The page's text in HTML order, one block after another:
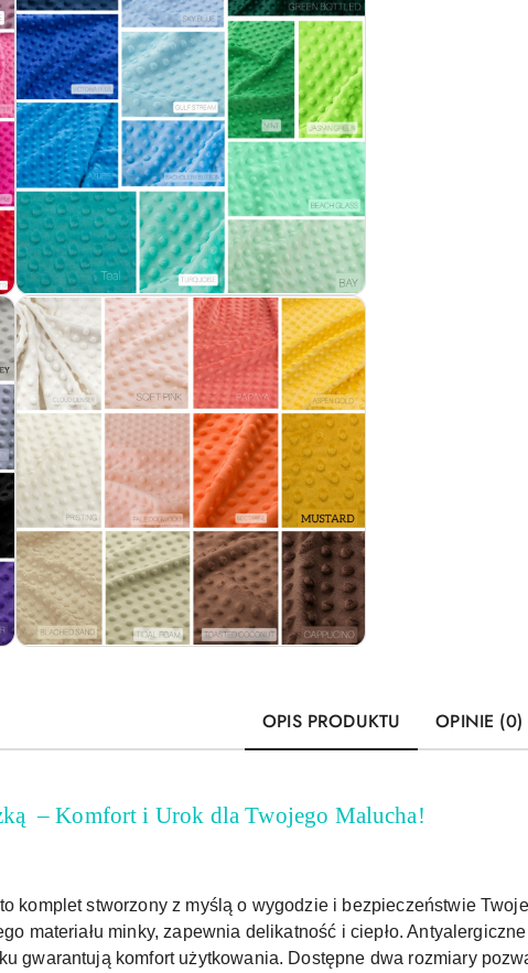
OPIS PRODUKTU OPINIE (0)
– Komfort i Urok dla Twojego Malucha!
komplet stworzony z myślą o wygodzie i bezpieczeństwie
materiału minky, zapewnia delikatność i ciepło.
gwarantują komfort użytkowania. Dostępne dwa rozmiary